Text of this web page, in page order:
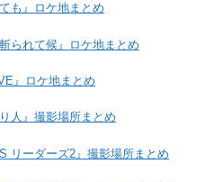
も』ロケ地まとめ
られて候』ロケ地まとめ
』ロケ地まとめ
人』撮影場所まとめ
リーダーズ2』撮影場所まとめ